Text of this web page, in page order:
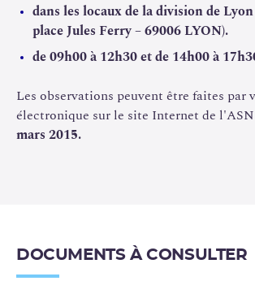
le caisson sous ballast de source
le thermosiphon de source froide
l’enveloppe condenseur de source
le caisson sous ballast de source
les trois hottes de chargement
dans les locaux de la division de Lyon
place Jules Ferry – 69006 LYON).
de 09h00 à 12h30 et de 14h00 à
Les observations peuvent être faites par
électronique sur le site Internet de l'ASN
mars 2015.
DOCUMENTS À CONSULTER